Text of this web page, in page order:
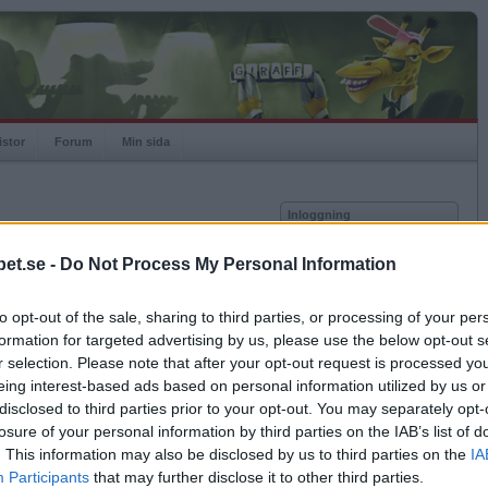
- Do Not Process My Personal Information
opt-out of the sale, sharing to third parties, or processing of your
for targeted advertising by us, please use the below opt-out
selection. Please note that after your opt-out request is processed
interest-based ads based on personal information utilized by us
to third parties prior to your opt-out. You may separately
of your personal information by third parties on the IAB’s list of
This information may also be disclosed by us to third parties on the
Participants that may further disclose it to other third parties.
Forum Min sida
Högsta rating2006-11-12
1000
Rankad
26003
Rullningar
0
Matcher
10
Vunna
2
Inloggning
Kom ihåg mig
Glömt ditt lösenord?
Få ny aktiveringslänk
Betapet är gratis!